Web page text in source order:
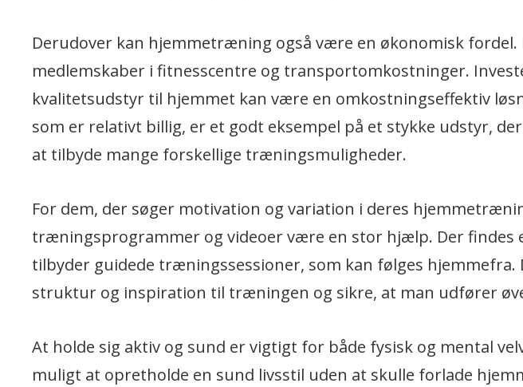
Derudover kan hjemmetræning også være en økonomisk
medlemskaber i fitnesscentre og transportomkostninger.
kvalitetsudstyr til hjemmet kan være en omkostningseffektiv
som er relativt billig, er et godt eksempel på et stykke udstyr,
at tilbyde mange forskellige træningsmuligheder.
For dem, der søger motivation og variation i deres
træningsprogrammer og videoer være en stor hjælp. Der findes
tilbyder guidede træningssessioner, som kan følges hjemmefra.
struktur og inspiration til træningen og sikre, at man udfører
At holde sig aktiv og sund er vigtigt for både fysisk og mental
muligt at opretholde en sund livsstil uden at skulle forlade